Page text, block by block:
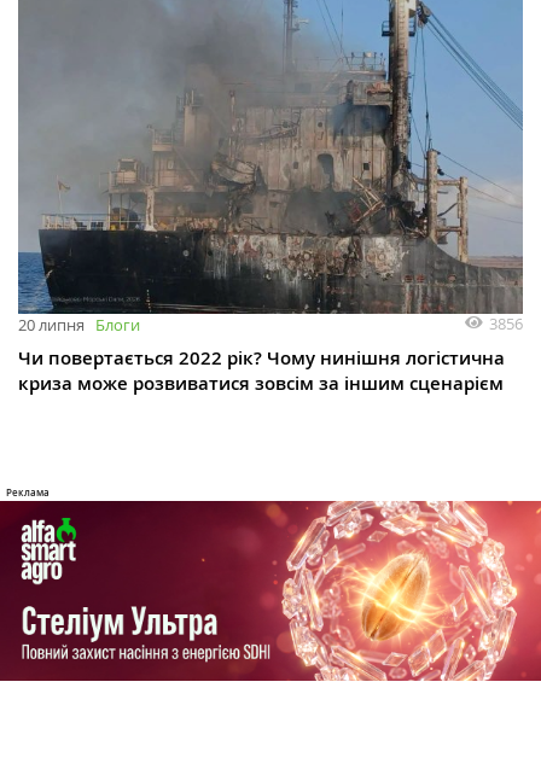
20 липня Блоги 3856
Чи повертається 2022 рік? Чому нинішня логістична
криза може розвиватися зовсім за іншим сценарієм